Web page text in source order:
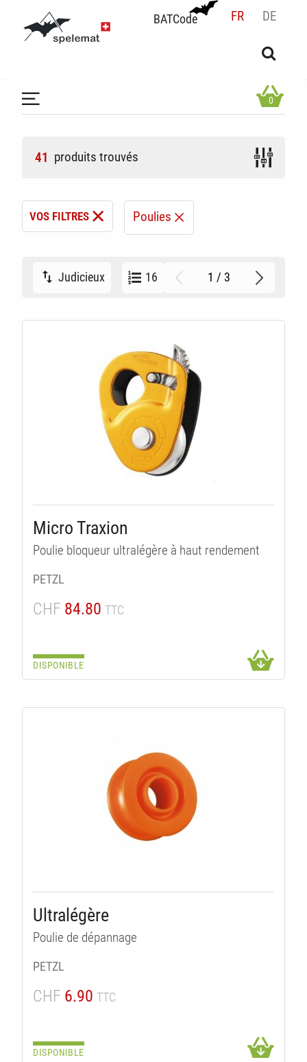
BATCode FR DE
BATCode
OK
0
41 produits trouvés
VOS FILTRES Poulies
Judicieux 16 1 / 3
Micro Traxion
Poulie bloqueur ultralégère à haut rendement
PETZL
CHF 84.80 TTC
DISPONIBLE
Ultralégère
Poulie de dépannage
PETZL
CHF 6.90 TTC
DISPONIBLE